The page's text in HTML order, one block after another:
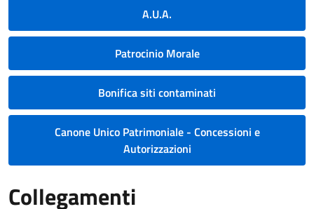
A.U.A.
Patrocinio Morale
Bonifica siti contaminati
Canone Unico Patrimoniale - Concessioni e
Autorizzazioni
Collegamenti